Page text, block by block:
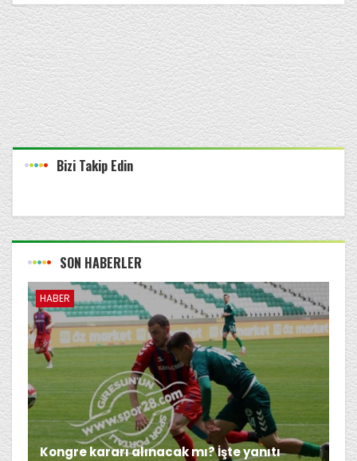
Bizi Takip Edin
SON HABERLER
HABER
Kongre kararı alınacak mı? İşte yanıtı